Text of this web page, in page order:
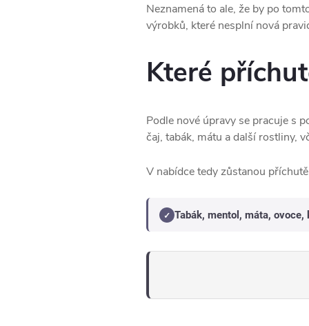
Neznamená to ale, že by po
výrobků, které nesplní nová
Které
Podle nové úpravy se pracuje s
čaj, tabák, mátu a další rostliny,
V nabídce tedy zůstanou
✓ Tabák, mentol, máta,